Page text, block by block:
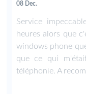
08 Dec.
Service
heures alors que
windows phone
que ce qui
téléphonie. A